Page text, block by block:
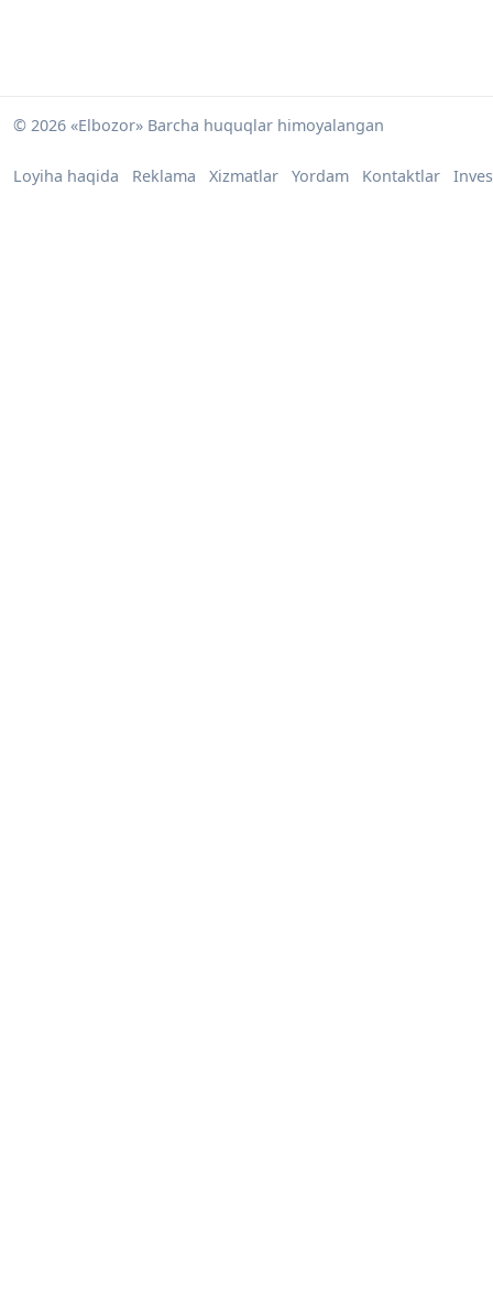
© 2026 «Elbozor» Barcha huquqlar himoyalangan
Loyiha haqida Reklama Xizmatlar Yordam Kontaktlar